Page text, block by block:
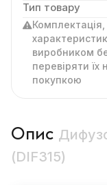
Тип товару
Комплектація,
виробником
перевіряти
покупкою
Опис
(DIF315)